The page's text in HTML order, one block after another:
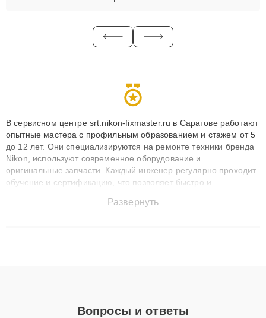
В сервисном центре srt.nikon-fixmaster.ru в Саратове работают
опытные мастера с профильным образованием и стажем от 5
до 12 лет. Они специализируются на ремонте техники бренда
Nikon, используют современное оборудование и
оригинальные запчасти. Каждый инженер регулярно проходит
обучение и сертификацию, что позволяет быстро и
сохранением гарантии до 3 лет. Наши мастера решают
Развернуть
Вопросы и ответы